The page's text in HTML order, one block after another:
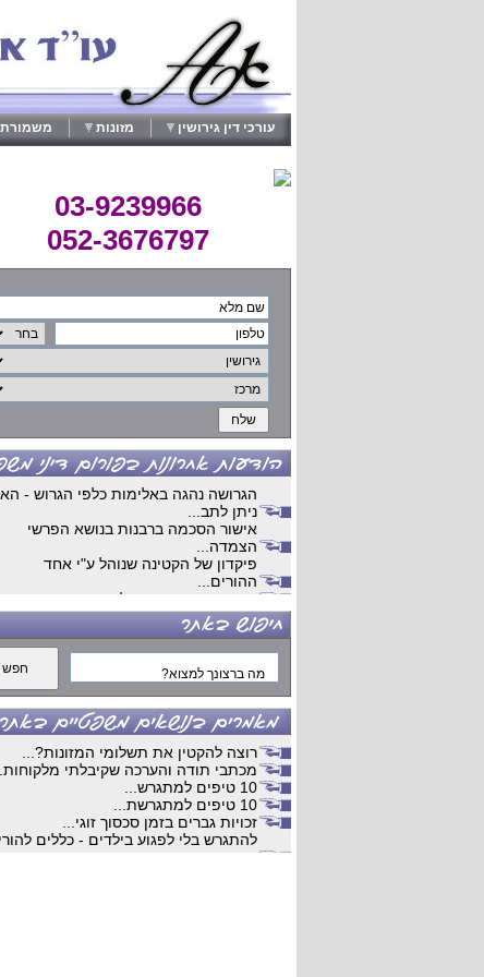
עורכי דין גירושין מזונות משמורת
03-9239966
052-3676797
הגרושה נהגה באלימות כלפי הגרוש -
ניתן לתב...
אישור הסכמה ברבנות בנושא הפרשי
הצמדה...
פיקדון של הקטינה שנוהל ע"י אחד
ההורים...
גירושים מנישואים שלא התקיימו בארץ...
ויכוחים כלכלים...
עבודות קלדנות מהבית ...
עבודה...
דרושים...
קלדנות...
השלמת הליך גירושין...
חלוקת רכוש ...
חיים כפולים...
מתי למאהבת יש מעמד של ידועה
בציבור...
משמורת משותפת...
הסכם ממון שלא אושר...
חלוקת רכוש...
רוצה להקטין את תשלומי המזונות?...
מכתבי תודה והערכה שקיבלתי מלקוחות...
10 טיפים למתגרש...
10 טיפים למתגרשת...
זכויות גברים בזמן סכסוך זוגי...
להתגרש בלי לפגוע בילדים - כללים